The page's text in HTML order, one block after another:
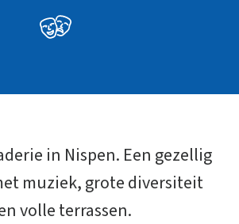
in Nispen. Een gezellig
muziek, grote diversiteit
volle terrassen.